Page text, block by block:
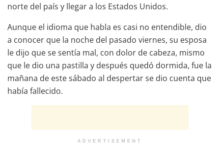
norte del país y llegar a los Estados Unidos.
Aunque el idioma que habla es casi no entendible, dio
a conocer que la noche del pasado viernes, su esposa
le dijo que se sentía mal, con dolor de cabeza, mismo
que le dio una pastilla y después quedó dormida, fue la
mañana de este sábado al despertar se dio cuenta que
había fallecido.
ADVERTISEMENT